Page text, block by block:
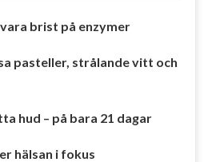
brist på enzymer
pasteller, strålande vitt och
hud – på bara 21 dagar
hälsan i fokus